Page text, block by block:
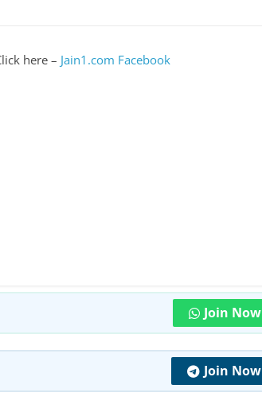
here – Jain1.com Facebook
Join Now
Join Now